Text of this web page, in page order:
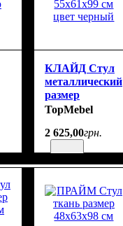
КЛАЙД Стул
металлический
размер
55х61х99 см
TopMebel
2 625,00грн.